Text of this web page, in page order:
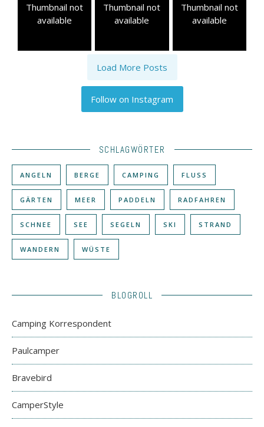
Thumbnail not
available
Thumbnail not
available
Thumbnail not
available
Load More Posts
Follow on Instagram
SCHLAGWÖRTER
ANGELN BERGE CAMPING FLUSS
GÄRTEN MEER PADDELN RADFAHREN
SCHNEE SEE SEGELN SKI STRAND
WANDERN WÜSTE
BLOGROLL
Camping Korrespondent
Paulcamper
Bravebird
CamperStyle